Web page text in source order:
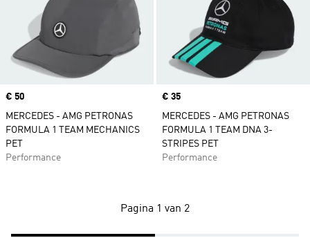
Price
€ 50
MERCEDES - AMG PETRONAS
FORMULA 1 TEAM MECHANICS
PET
Performance
Price
€ 35
MERCEDES - AMG PETRONAS
FORMULA 1 TEAM DNA 3-
STRIPES PET
Performance
Pagina 1 van 2